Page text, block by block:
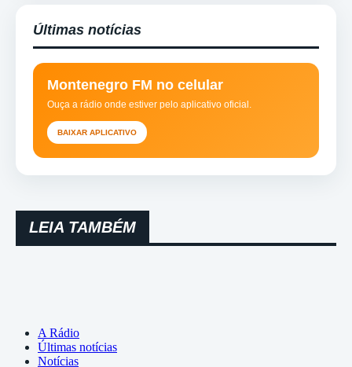
Últimas notícias
Montenegro FM no celular
Ouça a rádio onde estiver pelo aplicativo oficial.
BAIXAR APLICATIVO
LEIA TAMBÉM
A Rádio
Últimas notícias
Notícias